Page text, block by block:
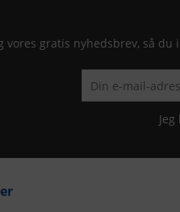
vores gratis nyhedsbrev, så